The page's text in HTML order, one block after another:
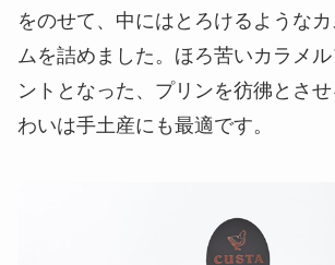
をのせて、中にはとろけるような
ムを詰めました。ほろ苦いカラメ
ントとなった、プリンを彷彿とさ
わいは手土産にも最適です。